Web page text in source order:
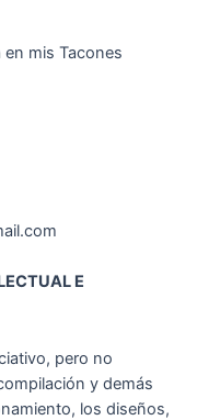
mis Tacones
E
pero no
y demás
los diseños,